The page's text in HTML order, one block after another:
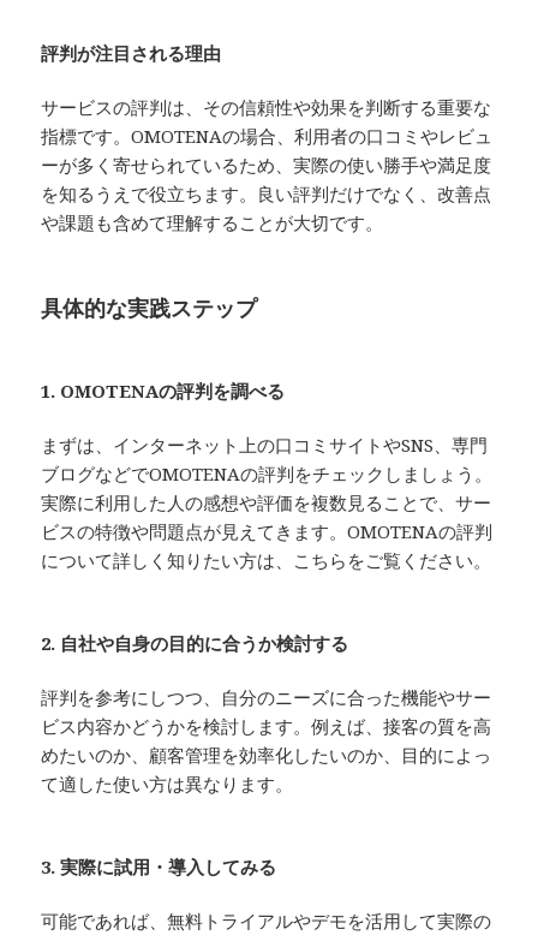
評判が注目される理由
サービスの評判は、その信頼性や効果を判断する重要な
指標です。OMOTENAの場合、利用者の口コミやレビュ
ーが多く寄せられているため、実際の使い勝手や満足度
を知るうえで役立ちます。良い評判だけでなく、改善点
や課題も含めて理解することが大切です。
具体的な実践ステップ
1. OMOTENAの評判を調べる
まずは、インターネット上の口コミサイトやSNS、専門
ブログなどでOMOTENAの評判をチェックしましょう。
実際に利用した人の感想や評価を複数見ることで、サー
ビスの特徴や問題点が見えてきます。OMOTENAの評判
について詳しく知りたい方は、こちらをご覧ください。
2. 自社や自身の目的に合うか検討する
評判を参考にしつつ、自分のニーズに合った機能やサー
ビス内容かどうかを検討します。例えば、接客の質を高
めたいのか、顧客管理を効率化したいのか、目的によっ
て適した使い方は異なります。
3. 実際に試用・導入してみる
可能であれば、無料トライアルやデモを活用して実際の